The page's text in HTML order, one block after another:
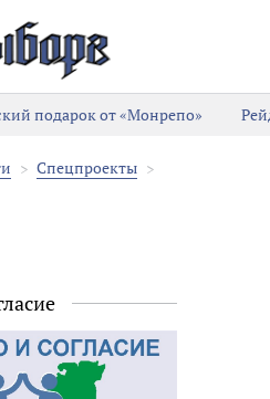
подарок от «Монрепо»
Спецпроекты